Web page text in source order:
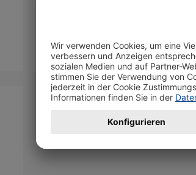
Jetzt gestalten